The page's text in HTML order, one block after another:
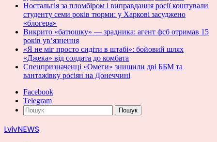
Ностальгія за пломбіром і виправдання росії коштували
студенту семи років тюрми: у Харкові засуджено
«блогера»
Викрито «батюшку» — зрадника: агент фсб отримав 15
років ув’язнення
«Я не міг просто сидіти в штабі»: бойовий шлях
«Джека» від солдата до комбата
Спецпризначенці «Омеги» знищили дві ББМ та
вантажівку росіян на Донеччині
Facebook
Telegram
Пошук
LvivNEWS